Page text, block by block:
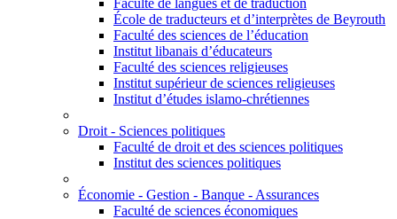
École de traducteurs et d’interprètes de Beyrouth
Faculté des sciences de l’éducation
Institut libanais d’éducateurs
Faculté des sciences religieuses
Institut supérieur de sciences religieuses
Institut d’études islamo-chrétiennes
Droit - Sciences politiques
Faculté de droit et des sciences politiques
Institut des sciences politiques
Économie - Gestion - Banque - Assurances
Faculté de sciences économiques